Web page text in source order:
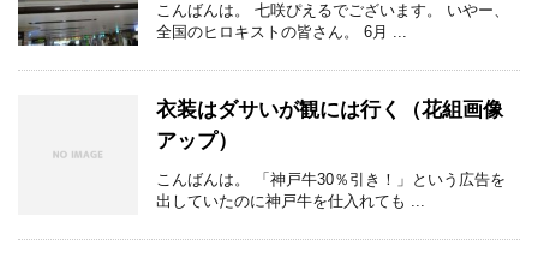
こんばんは。 七咲ぴえるでございます。 いやー、
全国のヒロキストの皆さん。 6月 ...
衣装はダサいが観には行く（花組画像
アップ）
こんばんは。 「神戸牛30％引き！」という広告を
出していたのに神戸牛を仕入れても ...